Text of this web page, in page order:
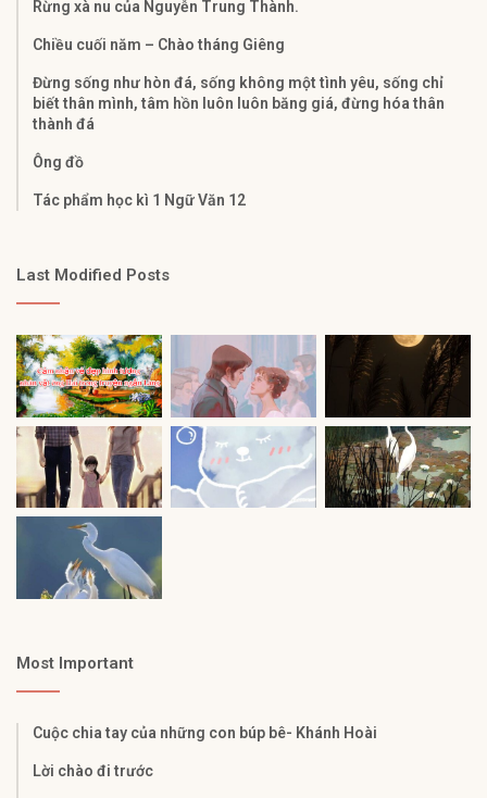
Rừng xà nu của Nguyễn Trung Thành.
Chiều cuối năm – Chào tháng Giêng
Đừng sống như hòn đá, sống không một tình yêu, sống chỉ
biết thân mình, tâm hồn luôn luôn băng giá, đừng hóa thân
thành đá
Ông đồ
Tác phẩm học kì 1 Ngữ Văn 12
Last Modified Posts
Most Important
Cuộc chia tay của những con búp bê- Khánh Hoài
Lời chào đi trước